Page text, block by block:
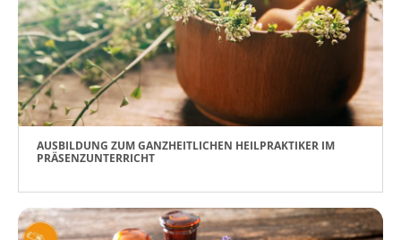
AUSBILDUNG ZUM GANZHEITLICHEN HEILPRAKTIKER IM
PRÄSENZUNTERRICHT